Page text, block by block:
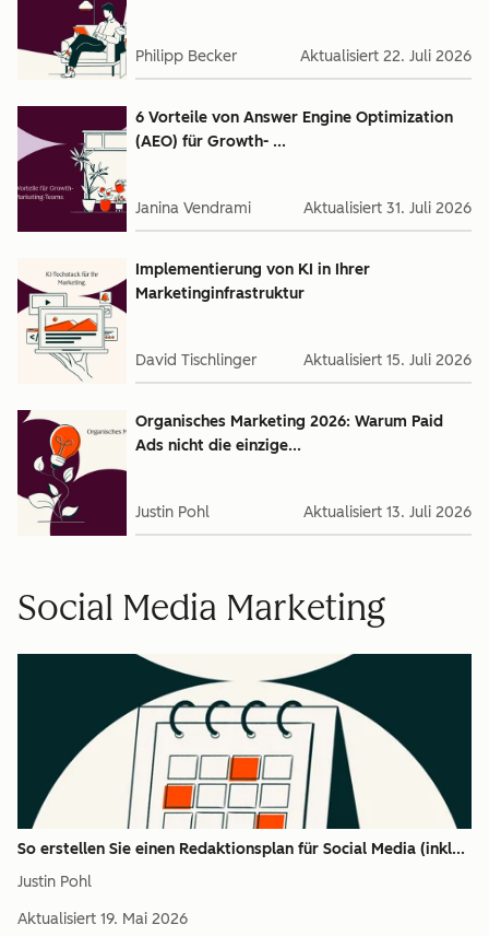
Philipp Becker Aktualisiert 22. Juli 2026
6 Vorteile von Answer Engine Optimization
(AEO) für Growth- ...
Janina Vendrami Aktualisiert 31. Juli 2026
Implementierung von KI in Ihrer
Marketinginfrastruktur
David Tischlinger Aktualisiert 15. Juli 2026
Organisches Marketing 2026: Warum Paid
Ads nicht die einzige...
Justin Pohl Aktualisiert 13. Juli 2026
Social Media Marketing
So erstellen Sie einen Redaktionsplan für Social Media (inkl...
Justin Pohl
Aktualisiert 19. Mai 2026